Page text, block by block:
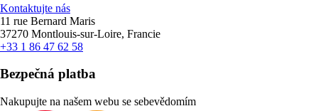
Kontaktujte nás
11 rue Bernard Maris
37270 Montlouis-sur-Loire, Francie
+33 1 86 47 62 58
Bezpečná platba
Nakupujte na našem webu se sebevědomím